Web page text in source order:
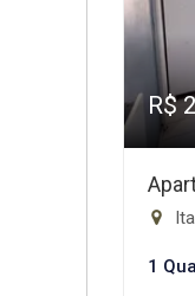
R$
1